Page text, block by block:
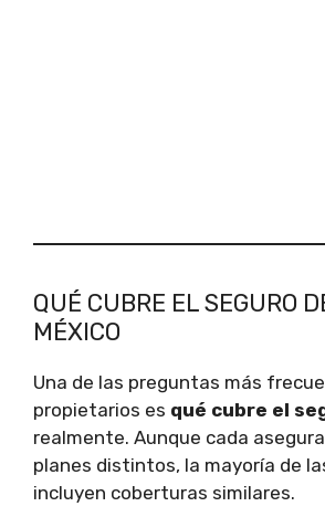
QUÉ CUBRE EL SEGURO
MÉXICO
Una de las preguntas más
propietarios es qué cubre el
realmente. Aunque cada
planes distintos, la mayoría de
incluyen coberturas similares.